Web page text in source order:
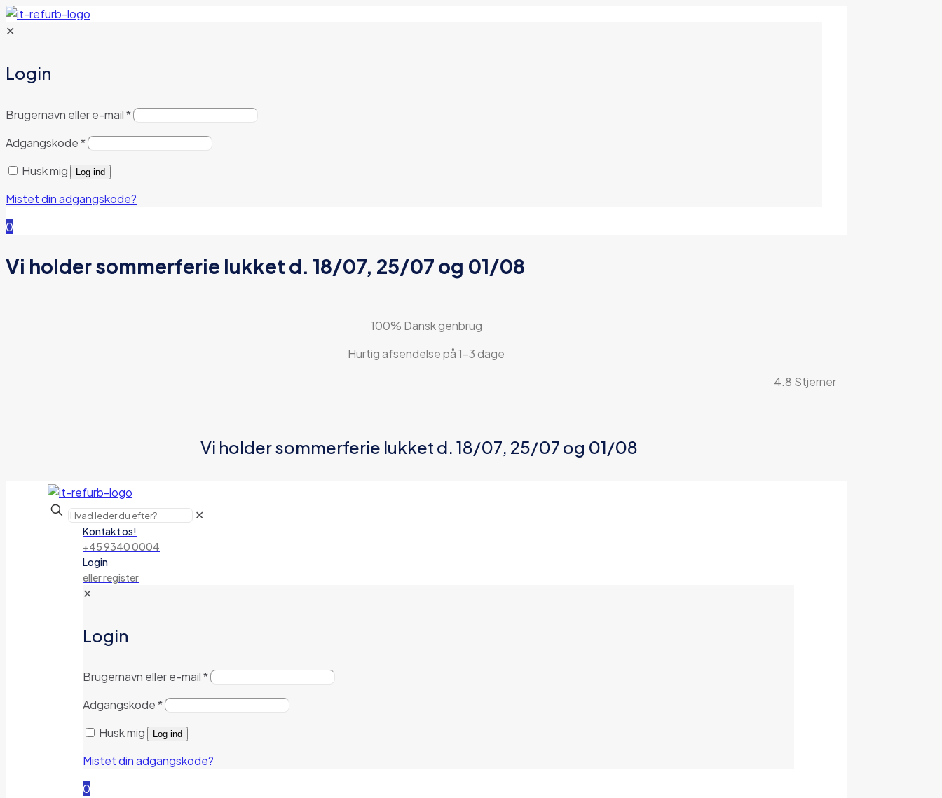
✕
Login
Brugernavn eller e-mail*
Adgangskode*
Husk mig
Log ind
Mistet din adgangskode?
0
Vi holder sommerferie lukket d. 18/07, 25/07 og 01/08
100% Dansk genbrug
Hurtig afsendelse på 1-3 dage
4.8 Stjerner
Vi holder sommerferie lukket d. 18/07, 25/07 og 01/08
✕
Kontakt os!
+45 9340 0004
Login
eller register
✕
Login
Brugernavn eller e-mail*
Adgangskode*
Husk mig
Log ind
Mistet din adgangskode?
0